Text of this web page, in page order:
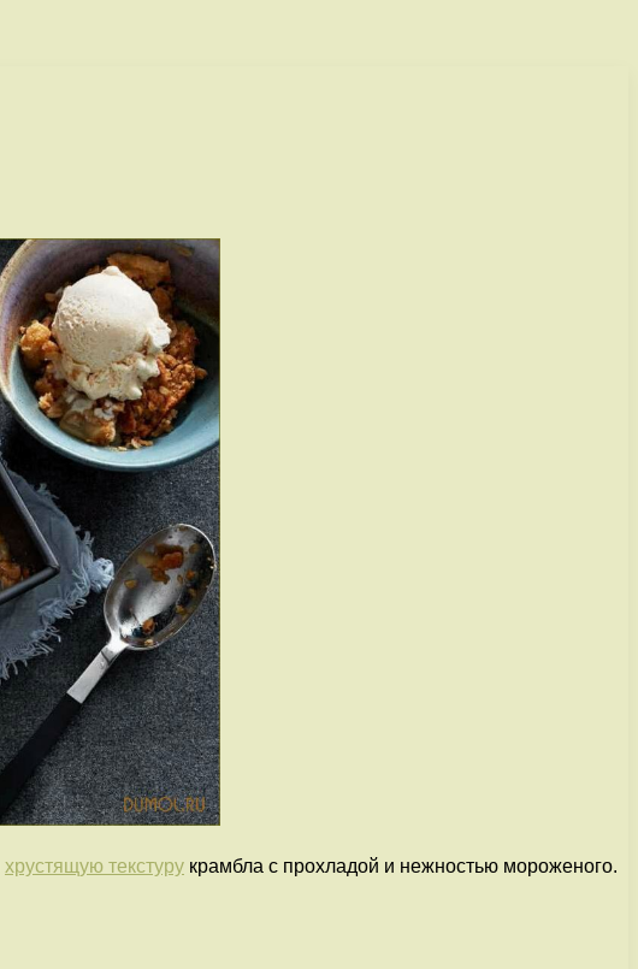
хрустящую текстуру крамбла с прохладой и нежностью мороженого.